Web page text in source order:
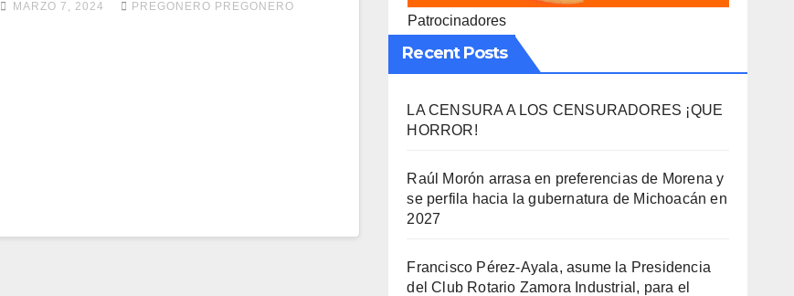
MARZO 7, 2024 PREGONERO PREGONERO
Patrocinadores
Recent Posts
LA CENSURA A LOS CENSURADORES ¡QUE
HORROR!
Raúl Morón arrasa en preferencias de Morena y
se perfila hacia la gubernatura de Michoacán en
2027
Francisco Pérez-Ayala, asume la Presidencia
del Club Rotario Zamora Industrial, para el